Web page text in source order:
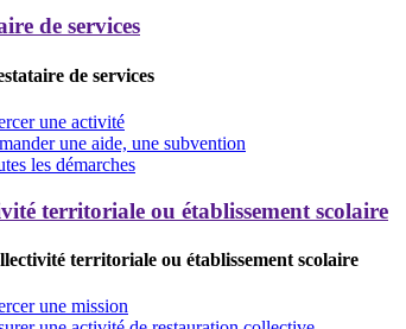
de services
de services
une activité
une aide, une subvention
les démarches
territoriale ou établissement scolaire
territoriale ou établissement scolaire
une mission